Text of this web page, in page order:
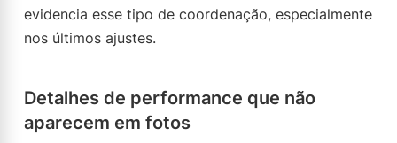
evidencia esse tipo de coordenação, especialmente
nos últimos ajustes.
Detalhes de performance que não
aparecem em fotos